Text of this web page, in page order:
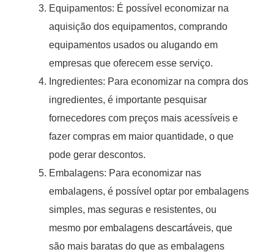
Equipamentos: É possível economizar na
aquisição dos equipamentos, comprando
equipamentos usados ou alugando em
empresas que oferecem esse serviço.
Ingredientes: Para economizar na compra dos
ingredientes, é importante pesquisar
fornecedores com preços mais acessíveis e
fazer compras em maior quantidade, o que
pode gerar descontos.
Embalagens: Para economizar nas
embalagens, é possível optar por embalagens
simples, mas seguras e resistentes, ou
mesmo por embalagens descartáveis, que
são mais baratas do que as embalagens